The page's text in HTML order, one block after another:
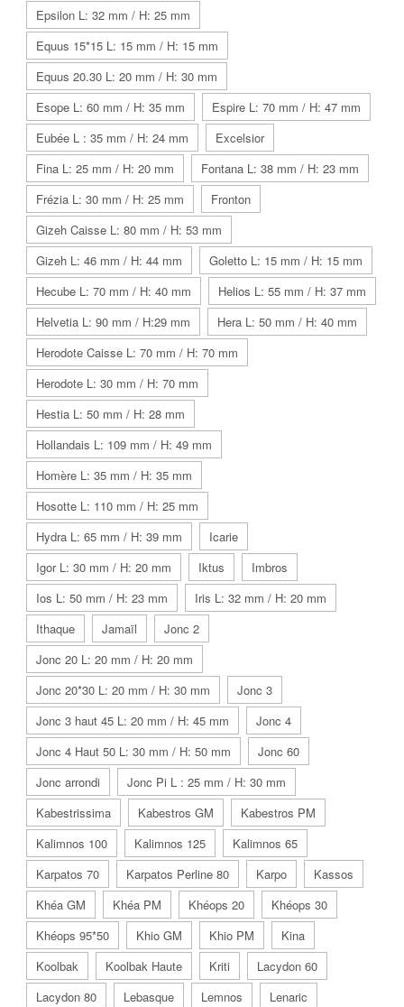
Epsilon L: 32 mm / H: 25 mm
Equus 15*15 L: 15 mm / H: 15 mm
Equus 20.30 L: 20 mm / H: 30 mm
Esope L: 60 mm / H: 35 mm
Espire L: 70 mm / H: 47 mm
Eubée L : 35 mm / H: 24 mm
Excelsior
Fina L: 25 mm / H: 20 mm
Fontana L: 38 mm / H: 23 mm
Frézia L: 30 mm / H: 25 mm
Fronton
Gizeh Caisse L: 80 mm / H: 53 mm
Gizeh L: 46 mm / H: 44 mm
Goletto L: 15 mm / H: 15 mm
Hecube L: 70 mm / H: 40 mm
Helios L: 55 mm / H: 37 mm
Helvetia L: 90 mm / H:29 mm
Hera L: 50 mm / H: 40 mm
Herodote Caisse L: 70 mm / H: 70 mm
Herodote L: 30 mm / H: 70 mm
Hestia L: 50 mm / H: 28 mm
Hollandais L: 109 mm / H: 49 mm
Homère L: 35 mm / H: 35 mm
Hosotte L: 110 mm / H: 25 mm
Hydra L: 65 mm / H: 39 mm
Icarie
Igor L: 30 mm / H: 20 mm
Iktus
Imbros
Ios L: 50 mm / H: 23 mm
Iris L: 32 mm / H: 20 mm
Ithaque
Jamaïl
Jonc 2
Jonc 20 L: 20 mm / H: 20 mm
Jonc 20*30 L: 20 mm / H: 30 mm
Jonc 3
Jonc 3 haut 45 L: 20 mm / H: 45 mm
Jonc 4
Jonc 4 Haut 50 L: 30 mm / H: 50 mm
Jonc 60
Jonc arrondi
Jonc Pi L : 25 mm / H: 30 mm
Kabestrissima
Kabestros GM
Kabestros PM
Kalimnos 100
Kalimnos 125
Kalimnos 65
Karpatos 70
Karpatos Perline 80 Karpo
Kassos
Khéa GM
Khéa PM Khéops 20
Khéops 30
Khéops 95*50
Khio GM Khio PM
Kina
Koolbak
Koolbak Haute Kriti
Lacydon 60
Lacydon 80
Lebasque Lemnos
Lenaric